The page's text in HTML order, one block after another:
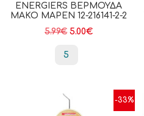
ENERGIERS ΒΕΡΜΟΎΔΑ
ΜΑΚΌ ΜΑΡΕΝ 12-216141-2-2
5.99€ 5.00€
5
-33%